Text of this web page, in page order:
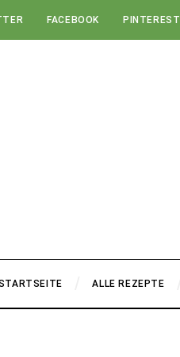
FACEBOOK PINTEREST
ALLE REZEPTE